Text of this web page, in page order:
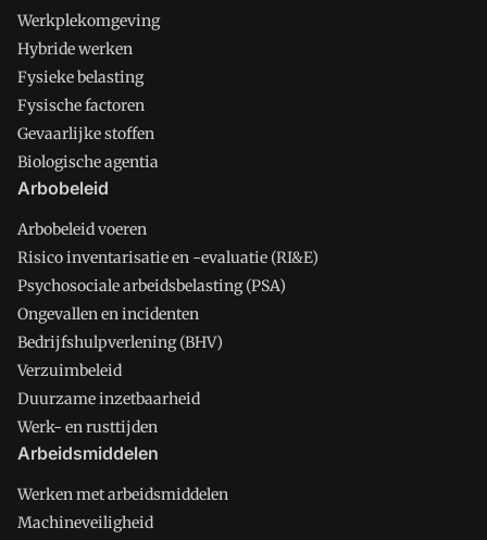
Werkplekomgeving
Hybride werken
Fysieke belasting
Fysische factoren
Gevaarlijke stoffen
Biologische agentia
Arbobeleid
Arbobeleid voeren
Risico inventarisatie en -evaluatie (RI&E)
Psychosociale arbeidsbelasting (PSA)
Ongevallen en incidenten
Bedrijfshulpverlening (BHV)
Verzuimbeleid
Duurzame inzetbaarheid
Werk- en rusttijden
Arbeidsmiddelen
Werken met arbeidsmiddelen
Machineveiligheid